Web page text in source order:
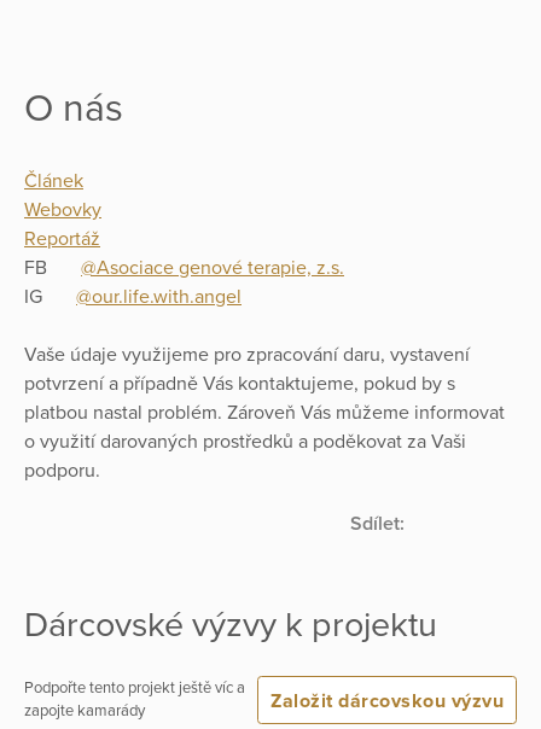
O nás
Článek
Webovky
Reportáž
FB @Asociace genové terapie, z.s.
IG @our.life.with.angel
Vaše údaje využijeme pro zpracování daru, vystavení
potvrzení a případně Vás kontaktujeme, pokud by s
platbou nastal problém. Zároveň Vás můžeme informovat
o využití darovaných prostředků a poděkovat za Vaši
podporu.
Sdílet:
Dárcovské výzvy k projektu
Podpořte tento projekt ještě víc a
zapojte kamarády
Založit dárcovskou výzvu